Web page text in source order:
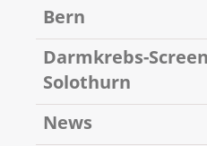
dürfen alle im Kanton
Basel-Landschaft
50 bis 74 Jahren. Sie
Röntgenuntersuchung der
Programms
Das gemeinsame
Bern
Darmkrebs-
Solothurn
News